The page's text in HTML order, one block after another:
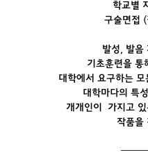
학교별
구술면접 (
발성, 발음
기초훈련을 통
대학에서 요구하는
대학마다의 특
개개인이 가지고
작품을